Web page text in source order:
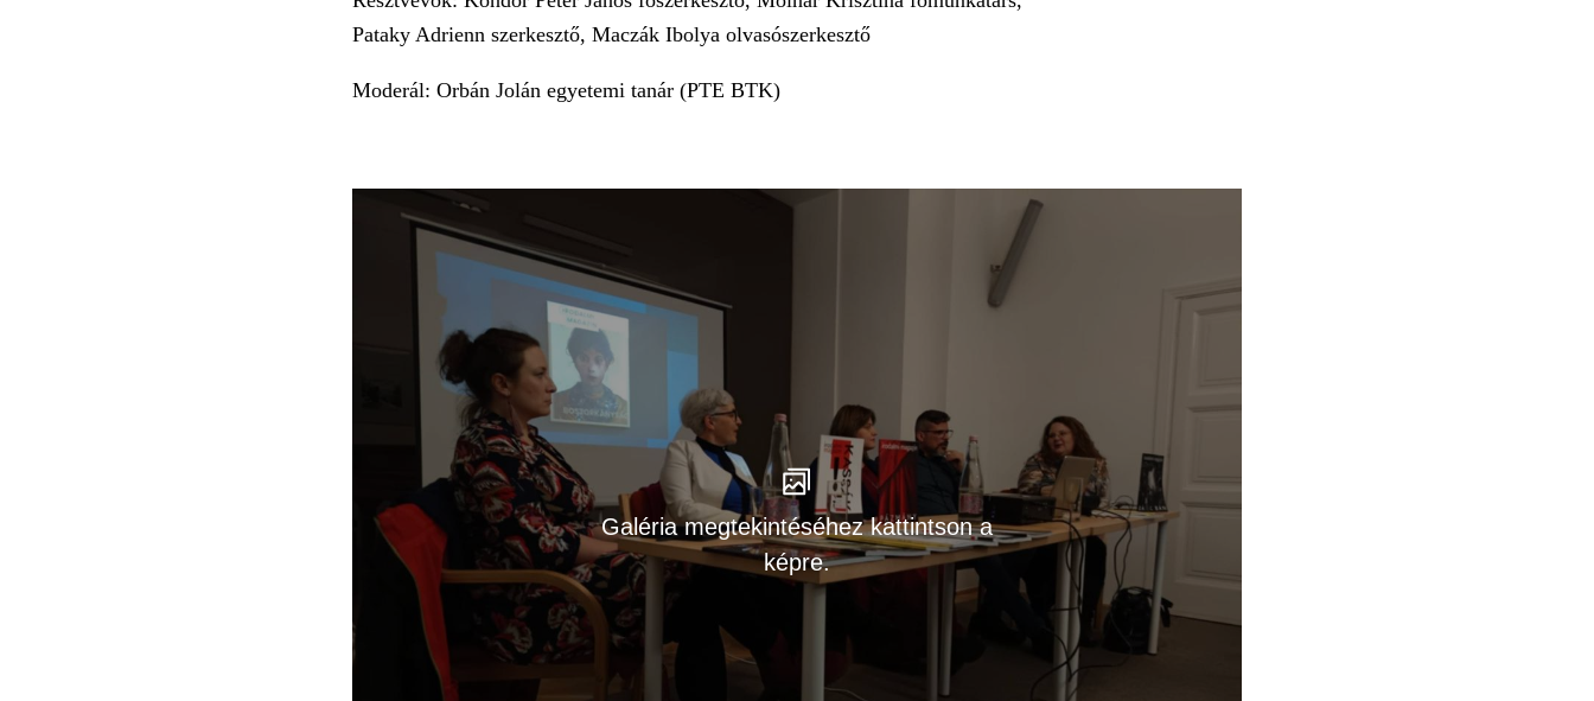
Pataky Adrienn szerkesztő, Maczák Ibolya olvasószerkesztő
Moderál: Orbán Jolán egyetemi tanár (PTE BTK)
Galéria megtekintéséhez kattintson a
képre.